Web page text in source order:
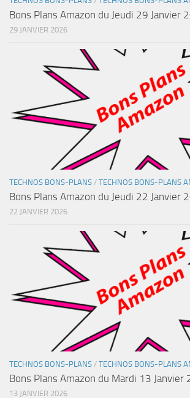
Bons Plans Amazon du Jeudi 29 Janvier
29 JANVIER 2026
TECHNOS BONS-PLANS / TECHNOS BONS-PLANS
Bons Plans Amazon du Jeudi 22 Janvier
22 JANVIER 2026
TECHNOS BONS-PLANS / TECHNOS BONS-PLANS
Bons Plans Amazon du Mardi 13 Janvier
13 JANVIER 2026